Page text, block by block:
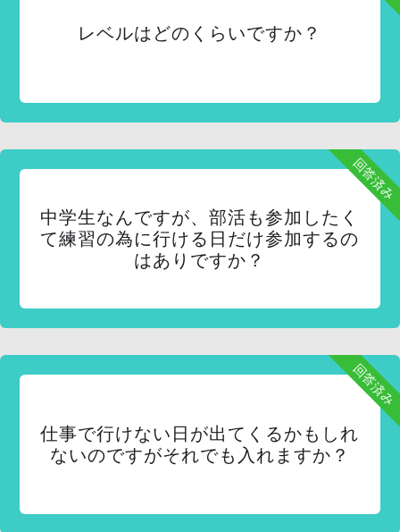
レベルはどのくらいですか？
回答済み
中学生なんですが、部活も参加したく
て練習の為に行ける日だけ参加するの
はありですか？
回答済み
仕事で行けない日が出てくるかもしれ
ないのですがそれでも入れますか？